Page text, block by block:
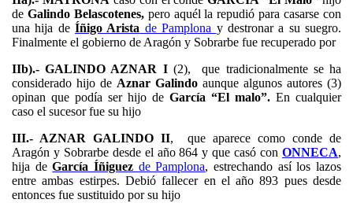
de Galindo Belascotenes,pero aquél la repudió para casarse con
una hija deÍñigo Arista de Pamplona y destronar a su suegro.
Finalmente el gobierno de Aragón y Sobrarbe fue recuperado por
IIb).- GALINDO AZNAR I (2),
que tradicionalmente se ha
considerado hijo de Aznar Galindo aunque algunos autores (3)
opinan que podía ser hijo de García “El malo”. En cualquier
caso el sucesor fue su hijo
III.- AZNAR GALINDO II, que aparece como conde de
Aragón y Sobrarbe desde el año 864 y que casó con ONNECA,
hija deGarcía Íñiguez de Pamplona, estrechando así los lazos
entre ambas estirpes. Debió fallecer en el año 893 pues desde
entonces fue sustituido por su hijo